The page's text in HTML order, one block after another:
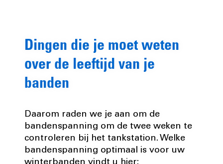
Dingen die je moet weten
over de leeftijd van je
banden
Daarom raden we je aan om de
bandenspanning om de twee weken te
controleren bij het tankstation. Welke
bandenspanning optimaal is voor uw